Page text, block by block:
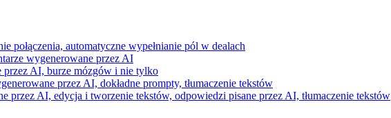
połączenia, automatyczne wypełnianie pól w dealach
wygenerowane przez AI
przez AI, burze mózgów i nie tylko
przez AI, dokładne prompty, tłumaczenie tekstów
przez AI, edycja i tworzenie tekstów, odpowiedzi pisane przez AI, tłumaczenie tekstów